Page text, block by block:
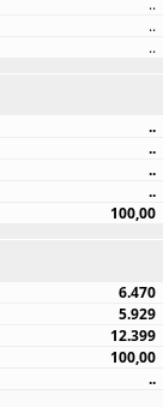
..
..
..
..
..
..
..
100,00
6.470
5.929
12.399
100,00
..